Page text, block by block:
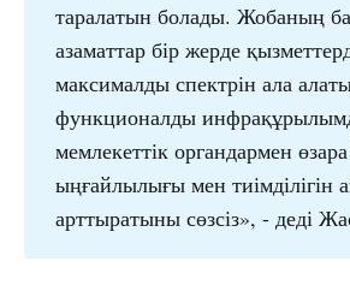
таралатын болады. Жобаның
азаматтар бір жерде
максималды спектрін ала
функционалды
мемлекеттік органдармен
ыңғайлылығы мен тиімділігін
арттыратыны сөзсіз», - деді